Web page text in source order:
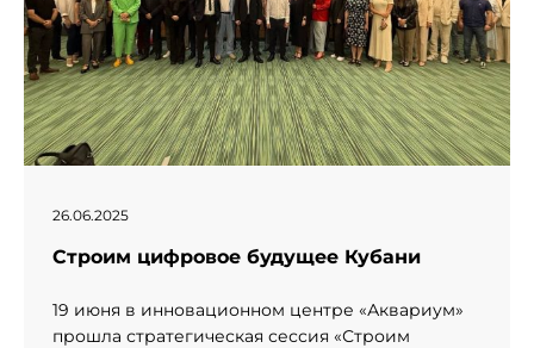
26.06.2025
Строим цифровое будущее Кубани
19 июня в инновационном центре «Аквариум»
прошла стратегическая сессия «Строим